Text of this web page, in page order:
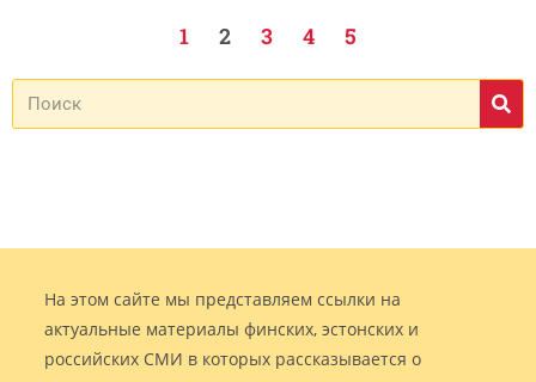
1 2 3 4 5
На этом сайте мы представляем ссылки на
актуальные материалы финских, эстонских и
российских СМИ в которых рассказывается о